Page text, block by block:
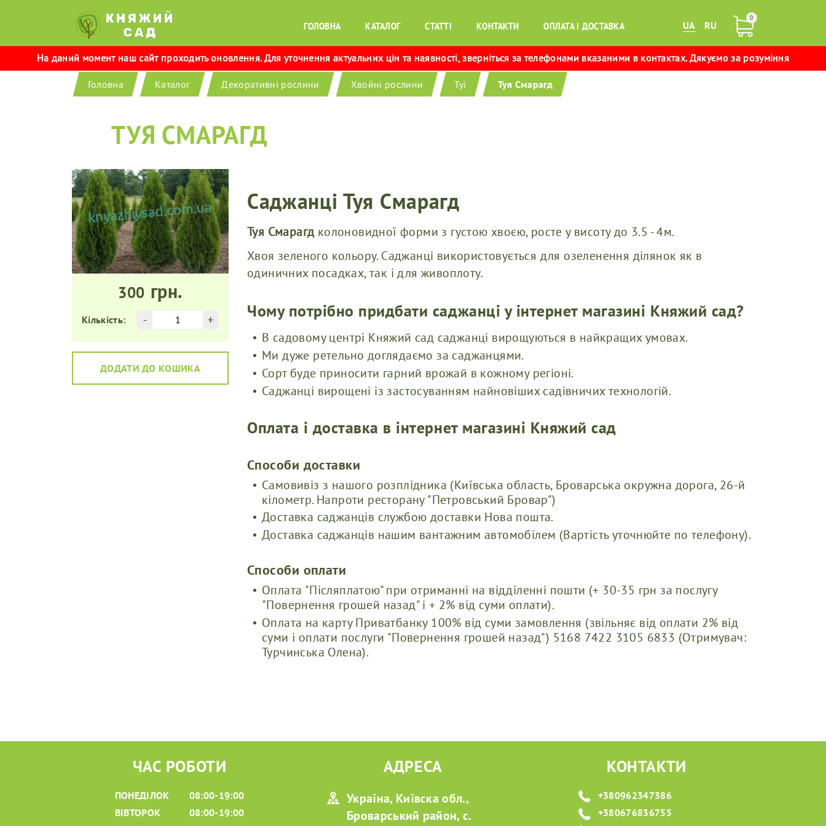
ГОЛОВНА КАТАЛОГ СТАТТІ КОНТАКТИ ОПЛАТА І ДОСТАВКА RU
UA
0
На даний момент наш сайт проходить оновлення. Для уточнення актуальних цін та наявності, зверніться за телефонами вказаними в контактах. Дякуємо за розуміння
Головна Каталог Декоративні рослини Хвойні рослини Туї Туя Смарагд
ТУЯ СМАРАГД
300 грн.
Кількість: +
-
ДОДАТИ ДО КОШИКА
Саджанці Туя Смарагд
Туя Смарагдколоновидної форми з густою хвоєю, росте у висоту до 3.5 - 4м.
Хвоя зеленого кольору. Саджанці використовується для озеленення ділянок як в
одиничних посадках, так і для живоплоту.
Чому потрібно придбати саджанці у інтернет магазині Княжий сад?
В садовому центрі Княжий сад саджанці вирощуються в найкращих умовах.
Ми дуже ретельно доглядаємо за саджанцями.
Сорт буде приносити гарний врожай в кожному регіоні.
Саджанці вирощені із застосуванням найновіших садівничих технологій.
Оплата і доставка в інтернет магазині Княжий сад
Cпособи доставки
Самовивіз з нашого розплідника (Київська область, Броварська окружна дорога, 26-й
кілометр. Напроти ресторану "Петровський Бровар")
Доставка саджанців службою доставки Нова пошта.
Доставка саджанців нашим вантажним автомобілем (Вартість уточнюйте по телефону).
Способи оплати
Оплата "Післяплатою" при отриманні на відділенні пошти (+ 30-35 грн за послугу
"Повернення грошей назад" і + 2% від суми оплати).
Оплата на карту Приватбанку 100% від суми замовлення (звільняє від оплати 2% від
суми і оплати послуги "Повернення грошей назад") 5168 7422 3105 6833 (Отримувач:
Турчинська Олена).
ЧАС РОБОТИ
ПОНЕДІЛОК
08:00-19:00
ВІВТОРОК
08:00-19:00
АДРЕСА
Україна, Київска обл.,
Броварський район, с.
КОНТАКТИ
+380962347386
+380676836755